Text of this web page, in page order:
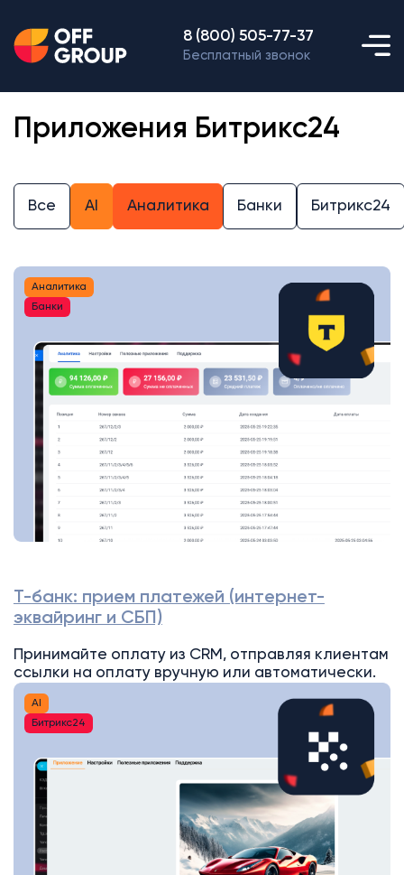
8 (800) 505-77-37
Бесплатный звонок
Приложения Битрикс24
Все AI Аналитика Банки Битрикс24
Аналитика
Банки
Т-банк: прием платежей (интернет-
эквайринг и СБП)
Принимайте оплату из CRM, отправляя клиентам
ссылки на оплату вручную или автоматически.
AI
Битрикс24